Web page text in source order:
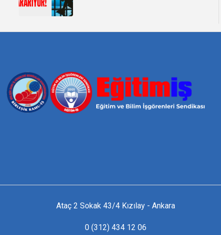
Ataç 2 Sokak 43/4 Kızılay - Ankara
0 (312) 434 12 06